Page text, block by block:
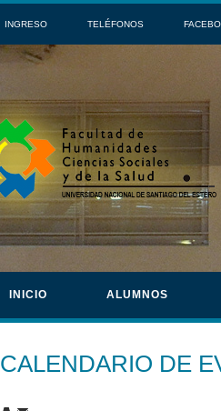
INGRESO TELÉFONOS
INICIO ALUMNOS
CALENDARIO DE